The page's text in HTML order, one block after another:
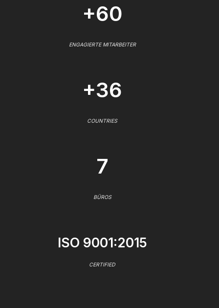
+60
ENGAGIERTE MITARBEITER
+36
COUNTRIES
7
BÜROS
ISO 9001:2015
CERTIFIED